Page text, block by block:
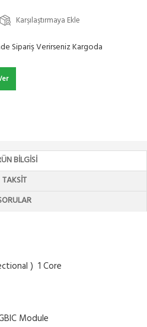
Karşılaştırmaya Ekle
Sipariş Verirseniz Kargoda
BILGISI
TAKSIT
) 1 Core
Module